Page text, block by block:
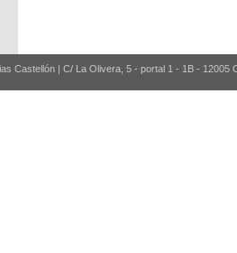
Castellón | C/ La Olivera, 5 - portal 1 - 1B - 12005